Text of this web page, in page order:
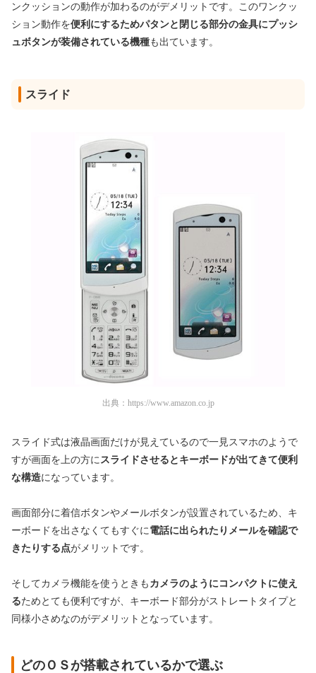
ンクッションの動作が加わるのがデメリットです。このワンクッ
ション動作を便利にするためパタンと閉じる部分の金具にプッシ
ュボタンが装備されている機種も出ています。
スライド
出典： https://www.amazon.co.jp
スライド式は液晶画面だけが見えているので一見スマホのようで
すが画面を上の方に スライドさせるとキーボードが出てきて便利
な構造になっています。
画面部分に着信ボタンやメールボタンが設置されているため、キ
ーボードを出さなくてもすぐに 電話に出られたりメールを確認で
きたりする点がメリットです。
そしてカメラ機能を使うときも カメラのようにコンパクトに使え
るためとても便利ですが、キーボード部分がストレートタイプと
同様小さめなのがデメリットとなっています。
どのＯＳが搭載されているかで選ぶ